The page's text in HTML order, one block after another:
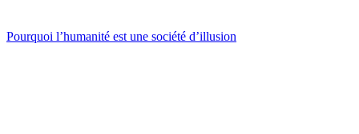
Pourquoi l’humanité est une société d’illusion